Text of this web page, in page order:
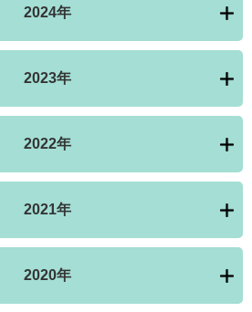
2024年
2023年
2022年
2021年
2020年